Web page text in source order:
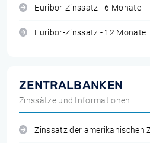
Euribor-Zinssatz - 6 Monate
Euribor-Zinssatz - 12 Monate
ZENTRALBANKEN
Zinssätze und Informationen
Zinssatz der amerikanischen